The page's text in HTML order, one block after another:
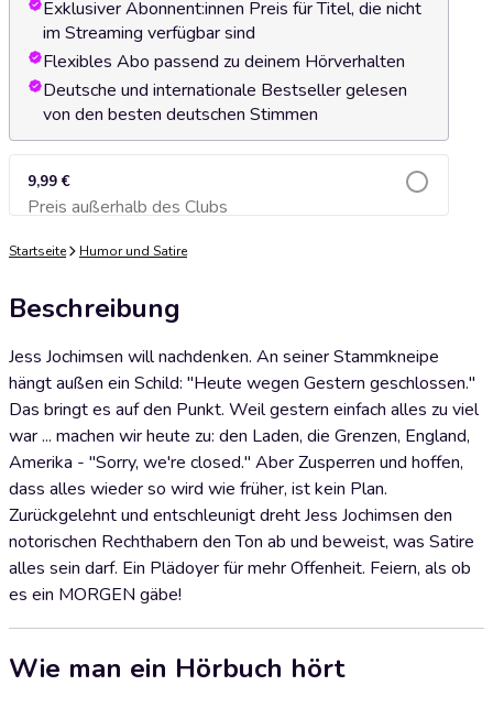
Exklusiver Abonnent:innen Preis für Titel, die nicht
im Streaming verfügbar sind
Flexibles Abo passend zu deinem Hörverhalten
Deutsche und internationale Bestseller gelesen
von den besten deutschen Stimmen
9,99 €
Preis außerhalb des ClubsZum Warenkorb hinzufügen
Startseite Humor und Satire
Beschreibung
Jess Jochimsen will nachdenken. An seiner Stammkneipe
hängt außen ein Schild: "Heute wegen Gestern geschlossen."
Das bringt es auf den Punkt. Weil gestern einfach alles zu viel
war ... machen wir heute zu: den Laden, die Grenzen, England,
Amerika - "Sorry, we're closed." Aber Zusperren und hoffen,
dass alles wieder so wird wie früher, ist kein Plan.
Zurückgelehnt und entschleunigt dreht Jess Jochimsen den
notorischen Rechthabern den Ton ab und beweist, was Satire
alles sein darf. Ein Plädoyer für mehr Offenheit. Feiern, als ob
es ein MORGEN gäbe!
Wie man ein Hörbuch hört